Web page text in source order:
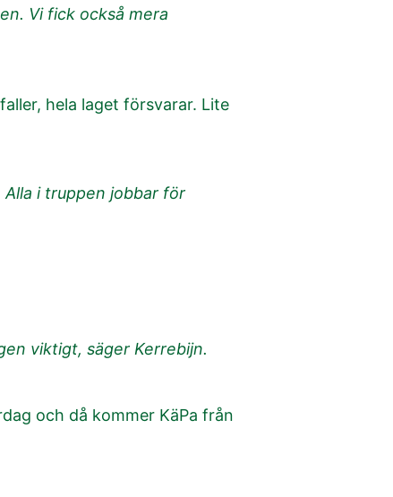
Vi fick också mera
hela laget försvarar. Lite
Alla i truppen jobbar för
viktigt, säger Kerrebijn.
och då kommer KäPa från